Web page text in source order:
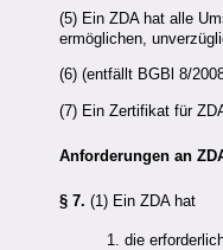
(5) Ein ZDA hat alle
ermöglichen,
(6) (entfällt BGBl 8/
(7) Ein Zertifikat für
Anforderungen an
§ 7. (1) Ein ZDAhat
1. die